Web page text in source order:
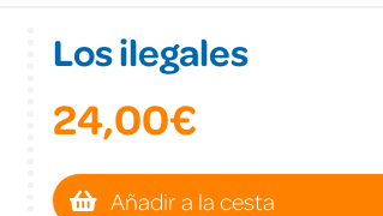
Los ilegales
24,00€
Añadir a la cesta